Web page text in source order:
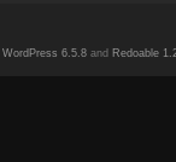
WordPress 6.5.8 and Redoable